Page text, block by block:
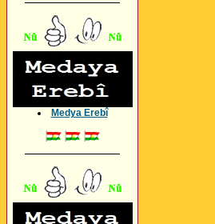
Medya Erebî